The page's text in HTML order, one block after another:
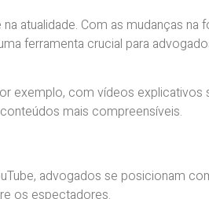
atualidade. Com as mudanças
ferramenta crucial para
exemplo, com vídeos explicativos
mais compreensíveis.
advogados se posicionam